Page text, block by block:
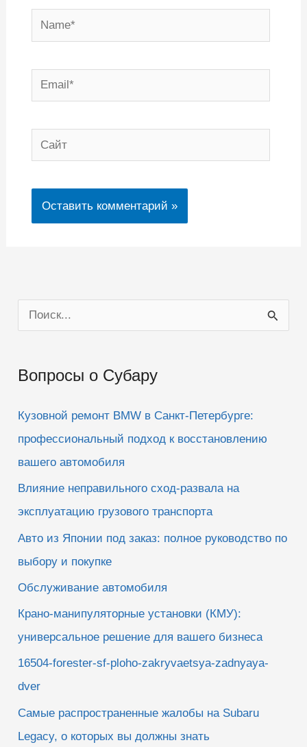
Name*
Email*
Сайт
о
с
Вопросы о Субару
Кузовной ремонт BMW в Санкт-Петербурге:
профессиональный подход к восстановлению
вашего автомобиля
Влияние неправильного сход-развала на
эксплуатацию грузового транспорта
Авто из Японии под заказ: полное руководство по
выбору и покупке
Обслуживание автомобиля
Крано-манипуляторные установки (КМУ):
универсальное решение для вашего бизнеса
16504-forester-sf-ploho-zakryvaetsya-zadnyaya-
dver
Самые распространенные жалобы на Subaru
Legacy, о которых вы должны знать